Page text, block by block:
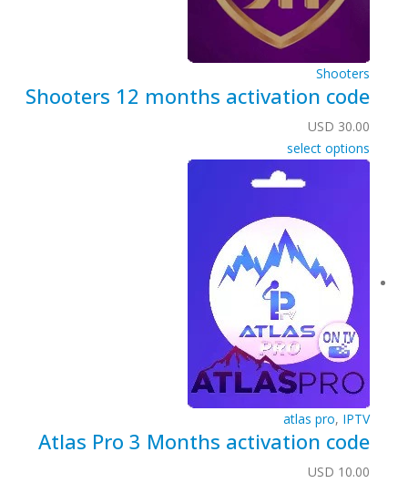
Shooters
Shooters 12 months activation code
USD 30.00
select options
atlas pro, IPTV
Atlas Pro 3 Months activation code
USD 10.00